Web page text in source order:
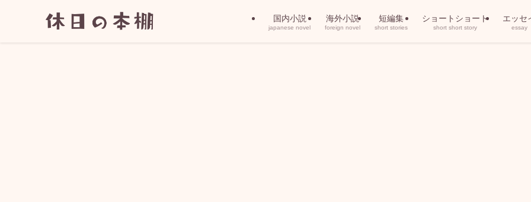
国内小説
japanese novel
海外小説
foreign novel
短編集
short stories
ショートショート
short short story
エッセ
essay